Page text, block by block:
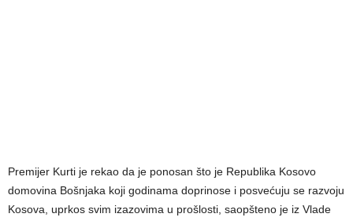
Premijer Kurti je rekao da je ponosan što je Republika Kosovo
domovina Bošnjaka koji godinama doprinose i posvećuju se razvoju
Kosova, uprkos svim izazovima u prošlosti, saopšteno je iz Vlade